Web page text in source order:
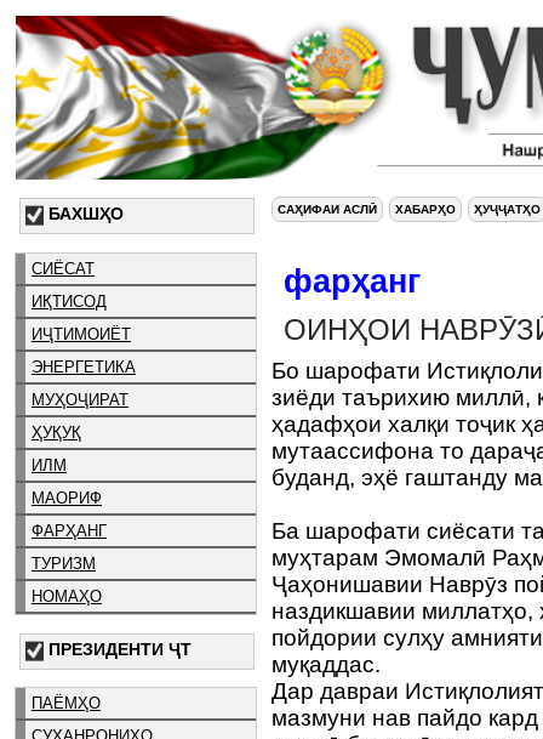
БАХШҲО
СИЁСАТ
ИҚТИСОД
ИҶТИМОИЁТ
ЭНЕРГЕТИКА
МУҲОҶИРАТ
ҲУҚУҚ
ИЛМ
МАОРИФ
ФАРҲАНГ
ТУРИЗМ
НОМАҲО
ПРЕЗИДЕНТИ ҶТ
ПАЁМҲО
САҲИФАИ АСЛӢ ХАБАРҲО ҲУҶҶАТҲО
фарҳанг
ОИНҲОИ
Бо шарофати
зиёди таърихию миллӣ,
ҳадафҳои халқи тоҷик
мутаассифона то
буданд, эҳё гаштанду
Ба шарофати сиёсати
муҳтарам Эмомалӣ
Ҷаҳонишавии Наврӯз
наздикшавии миллатҳо,
пойдории сулҳу
муқаддас.
Дар давраи
мазмуни нав пайдо